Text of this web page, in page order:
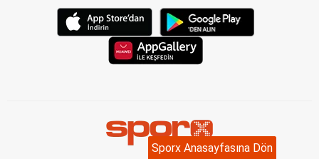
Sporx Anasayfasına Dön